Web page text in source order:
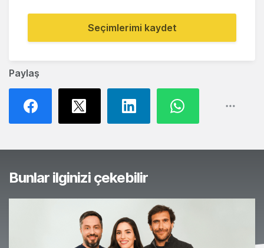
Paylaş
Seçimlerimi kaydet
Bunlar ilginizi çekebilir